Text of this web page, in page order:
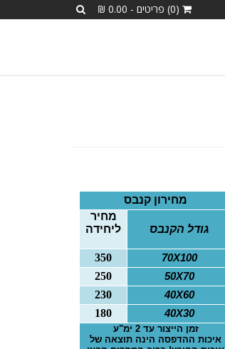
(0) פריטים - 0.00 ₪
מחירון קנבס
גודל הקנבס
מחיר
ליחידה
70X100
350
50X70
250
40X60
230
40X30
180
זמן הייצור עד 2 ימ"ע
איכות ההדפסה הינה תוצאה של